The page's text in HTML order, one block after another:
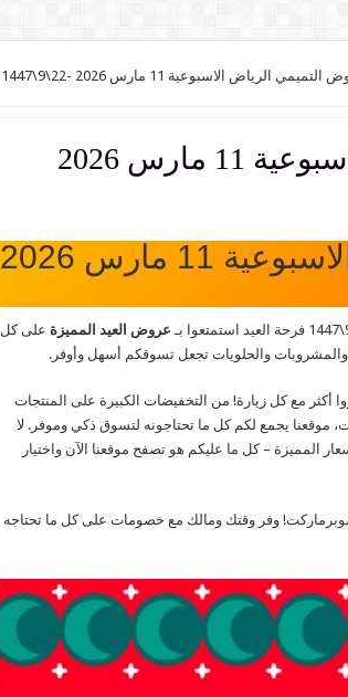
عروض التميمي الرياض الاسبوعية 11 مارس 2026
عروض التميمي الرياض الاسبوعية 11 مارس 2026
عروض العيد المميزة على كل
والحلويات تجعل تسوقكم أسهل وأوفر.
أكثر مع كل زيارة! من التخفيضات الكبيرة على المنتجات
موقعنا يجمع لكم كل ما تحتاجونه لتسوق ذكي وموفر. لا
المميزة – كل ما عليكم هو تصفح موقعنا الآن واختيار
وفر وقتك ومالك مع خصومات على كل ما تحتاجه